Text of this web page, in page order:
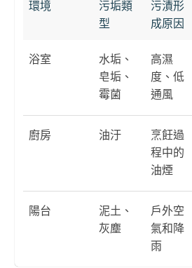
環境
污垢類
型
污漬形
成原因
浴室
水垢、
皂垢、
霉菌
高濕
度、低
通風
廚房 油汙
烹飪過
程中的
油煙
陽台
泥土、
灰塵
戶外空
氣和降
雨